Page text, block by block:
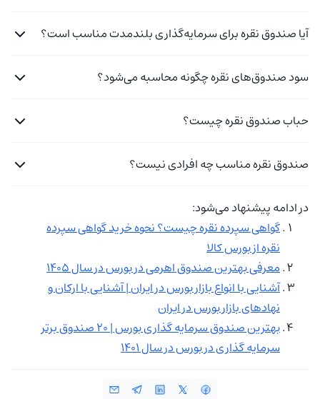
آیا صندوق نقره برای سرمایه‌گذاری بلندمدت مناسب است؟
سود صندوق‌های نقره چگونه محاسبه می‌شود؟
حباب صندوق نقره چیست؟
صندوق نقره مناسب چه افرادی نیست؟
در ادامه پیشنهاد می‌شود:
گواهی سپرده نقره چیست؟ نحوه خرید گواهی سپرده
نقره از بورس کالا
معرفی بهترین صندوق اهرمی در بورس در سال 1405
آشنایی با انواع بازار بورس در ایران | آشنایی با ارکان و
نهادهای بازار بورس در ایران
بهترین صندوق سرمایه گذاری بورس | ۲۰ صندوق برتر
سرمایه گذاری در بورس در سال ۱۴۰۱